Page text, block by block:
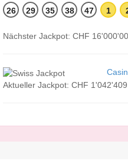
26 29 35 38 47 1
Nächster Jackpot: CHF
Aktueller Jackpot: CHF 1'042'409